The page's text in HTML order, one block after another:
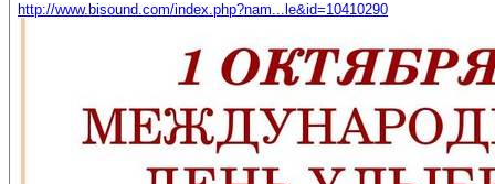
http://www.bisound.com/index.php?nam...le&id=10410290